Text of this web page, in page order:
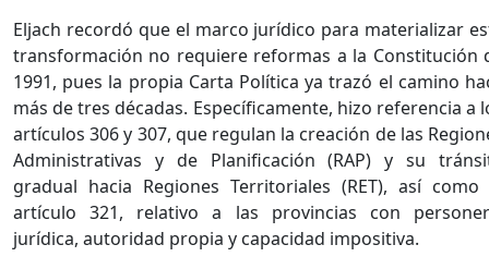
Eljach recordó que el marco jurídico para materializar
transformación no requiere reformas a la Constitución
1991, pues la propia Carta Política ya trazó el camino
más de tres décadas. Específicamente, hizo referencia a
artículos 306 y 307, que regulan la creación de las
Administrativas y de Planificación (RAP) y su
gradual hacia Regiones Territoriales (RET), así como
artículo 321, relativo a las provincias con
jurídica, autoridad propia y capacidad impositiva.